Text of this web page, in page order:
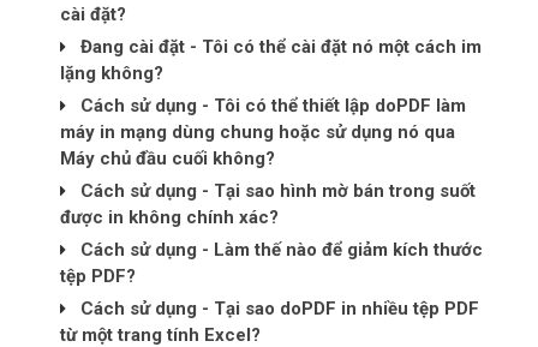
cài đặt?
Đang cài đặt - Tôi có thể cài đặt nó một cách im
lặng không?
Cách sử dụng - Tôi có thể thiết lập doPDF làm
máy in mạng dùng chung hoặc sử dụng nó qua
Máy chủ đầu cuối không?
Cách sử dụng - Tại sao hình mờ bán trong suốt
được in không chính xác?
Cách sử dụng - Làm thế nào để giảm kích thước
tệp PDF?
Cách sử dụng - Tại sao doPDF in nhiều tệp PDF
từ một trang tính Excel?